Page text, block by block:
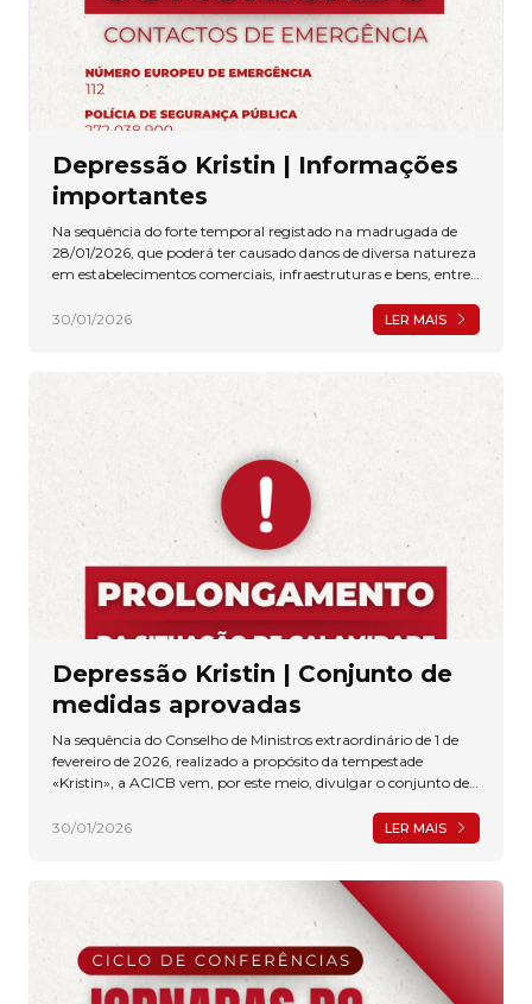
Depressão Kristin | Informações
importantes
Na sequência do forte temporal registado na madrugada de
28/01/2026, que poderá ter causado danos de diversa natureza
em estabelecimentos comerciais, infraestruturas e bens, entre
manifestar a sua total disponibilidade para apoiar todos os
30/01/2026 LER MAIS
Depressão Kristin | Conjunto de
medidas aprovadas
Na sequência do Conselho de Ministros extraordinário de 1 de
fevereiro de 2026, realizado a propósito da tempestade
«Kristin», a ACICB vem, por este meio, divulgar o conjunto de
poderão revestir de particular relevância.
30/01/2026 LER MAIS